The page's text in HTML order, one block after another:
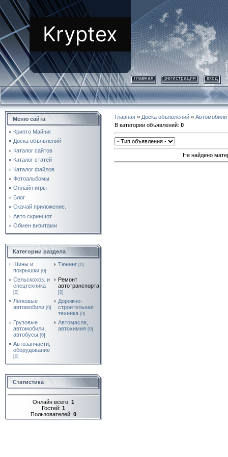
Kryptex
главная регистрация вход
Меню сайта
Крипто Майниг
Доска объявлений
Каталог сайтов
Каталог статей
Каталог файлов
Фотоальбомы
Онлайн игры
Блог
Скачай приложение.
Авто скриншот
Обмен визитами
Категории раздела
Шины и
покрышки [0]
Тюнинг [0]
Сельскохоз. и
спецтехника
[0]
Ремонт
автотранспорта
[0]
Легковые
автомобили [0]
Дорожно-
строительная
техника [0]
Грузовые
автомобили,
автобусы [0]
Автомасла,
автохимия [0]
Автозапчасти,
оборудование
[0]
Статистика
Онлайн всего: 1
Гостей: 1
Пользователей: 0
Главная » Доска объявлений » Автомобили
В категории объявлений: 0
Не найдено